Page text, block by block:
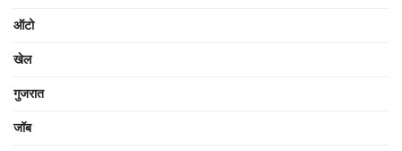
ऑटो
खेल
गुजरात
जॉब